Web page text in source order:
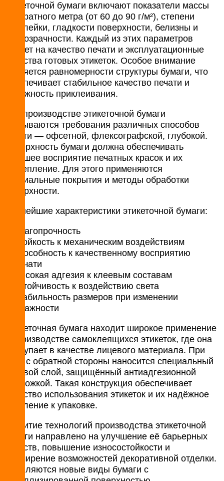
этикеточной бумаги включают показатели массы
квадратного метра (от 60 до 90 г/м²), степени
проклейки, гладкости поверхности, белизны и
непрозрачности. Каждый из этих параметров
влияет на качество печати и эксплуатационные
свойства готовых этикеток. Особое внимание
уделяется равномерности структуры бумаги, что
обеспечивает стабильное качество печати и
надёжность приклеивания.
При производстве этикеточной бумаги
учитываются требования различных способов
печати — офсетной, флексографской, глубокой.
Поверхность бумаги должна обеспечивать
хорошее восприятие печатных красок и их
закрепление. Для этого применяются
специальные покрытия и методы обработки
поверхности.
Важнейшие характеристики этикеточной бумаги:
влагопрочность
стойкость к механическим воздействиям
способность к качественному восприятию
печати
высокая адгезия к клеевым составам
устойчивость к воздействию света
стабильность размеров при изменении
влажности
Этикеточная бумага находит широкое применение
в производстве самоклеящихся этикеток, где она
выступает в качестве лицевого материала. При
этом с обратной стороны наносится специальный
клеевой слой, защищённый антиадгезионной
подложкой. Такая конструкция обеспечивает
удобство использования этикеток и их надёжное
крепление к упаковке.
Развитие технологий производства этикеточной
бумаги направлено на улучшение её барьерных
свойств, повышение износостойкости и
расширение возможностей декоративной отделки.
Появляются новые виды бумаги с